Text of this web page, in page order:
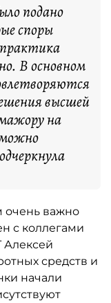
подано
споры
В основном
высшей
на
очень важно
с коллегами
Алексей
средств и
начали